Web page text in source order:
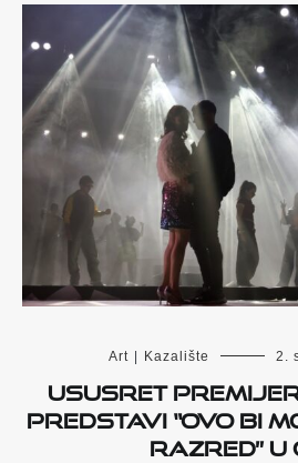
Art Kazalište 2.
Ususret
predstavi “Ovo bi
razred” u